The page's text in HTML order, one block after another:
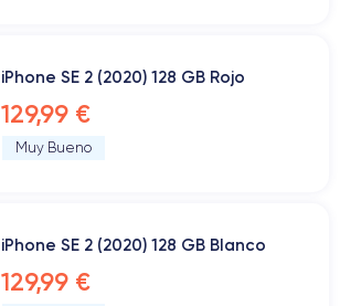
iPhone SE 2 (2020) 128 GB Rojo
129,99 €
Muy Bueno
iPhone SE 2 (2020) 128 GB Blanco
129,99 €